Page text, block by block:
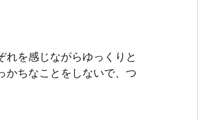
を感じながらゆっくりと
かちなことをしないで、つ